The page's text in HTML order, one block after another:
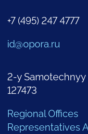
+7 (495) 247 4777
id@opora.ru
2-y
127473
Regional Offices
Representatives